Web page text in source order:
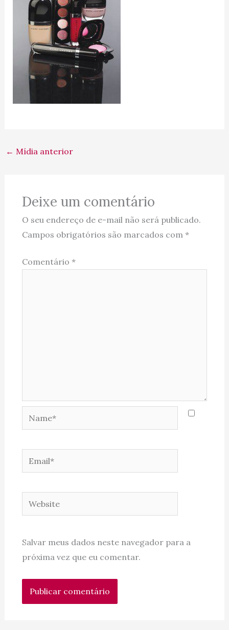
← Mídia anterior
Deixe um comentário
O seu endereço de e-mail não será publicado.
Campos obrigatórios são marcados com *
Comentário *
Name*
Email*
Website
Salvar meus dados neste navegador para a
próxima vez que eu comentar.